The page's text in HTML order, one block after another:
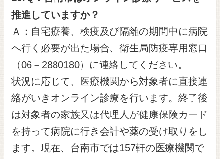
推進していますか？
Ａ：自宅療養、検疫及び隔離の期間中に病院
へ行く必要が出た場合、衛生局防疫専用窓口
（06－2880180）に連絡してください。
状況に応じて、医療機関から対象者に直接連
絡がいきオンライン診療を行います。終了後
は対象者の家族又は代理人が健康保険カード
を持って病院に行き会計や薬の受け取りをし
ます。現在、台南市では157軒の医療機関で